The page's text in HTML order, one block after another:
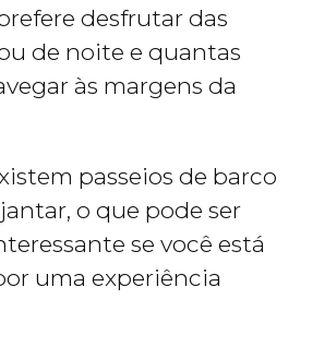
desfrutar das
de noite e quantas
às margens da
passeios de barco
o que pode ser
se você está
uma experiência